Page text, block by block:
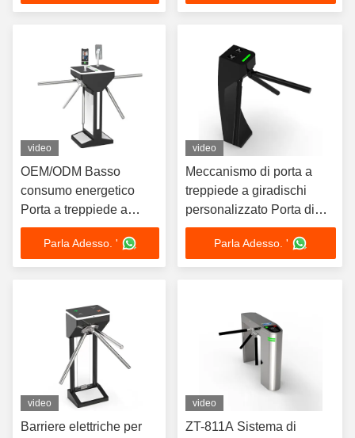
video
OEM/ODM Basso
consumo energetico
Porta a treppiede a
doppio motore a due
passaggi per ufficio
Parla Adesso. '
video
Meccanismo di porta a
treppiede a giradischi
personalizzato Porta di
barriera a treppiede
dipintaParla Adesso. '
video
Barriere elettriche per
video
ZT-811A Sistema di